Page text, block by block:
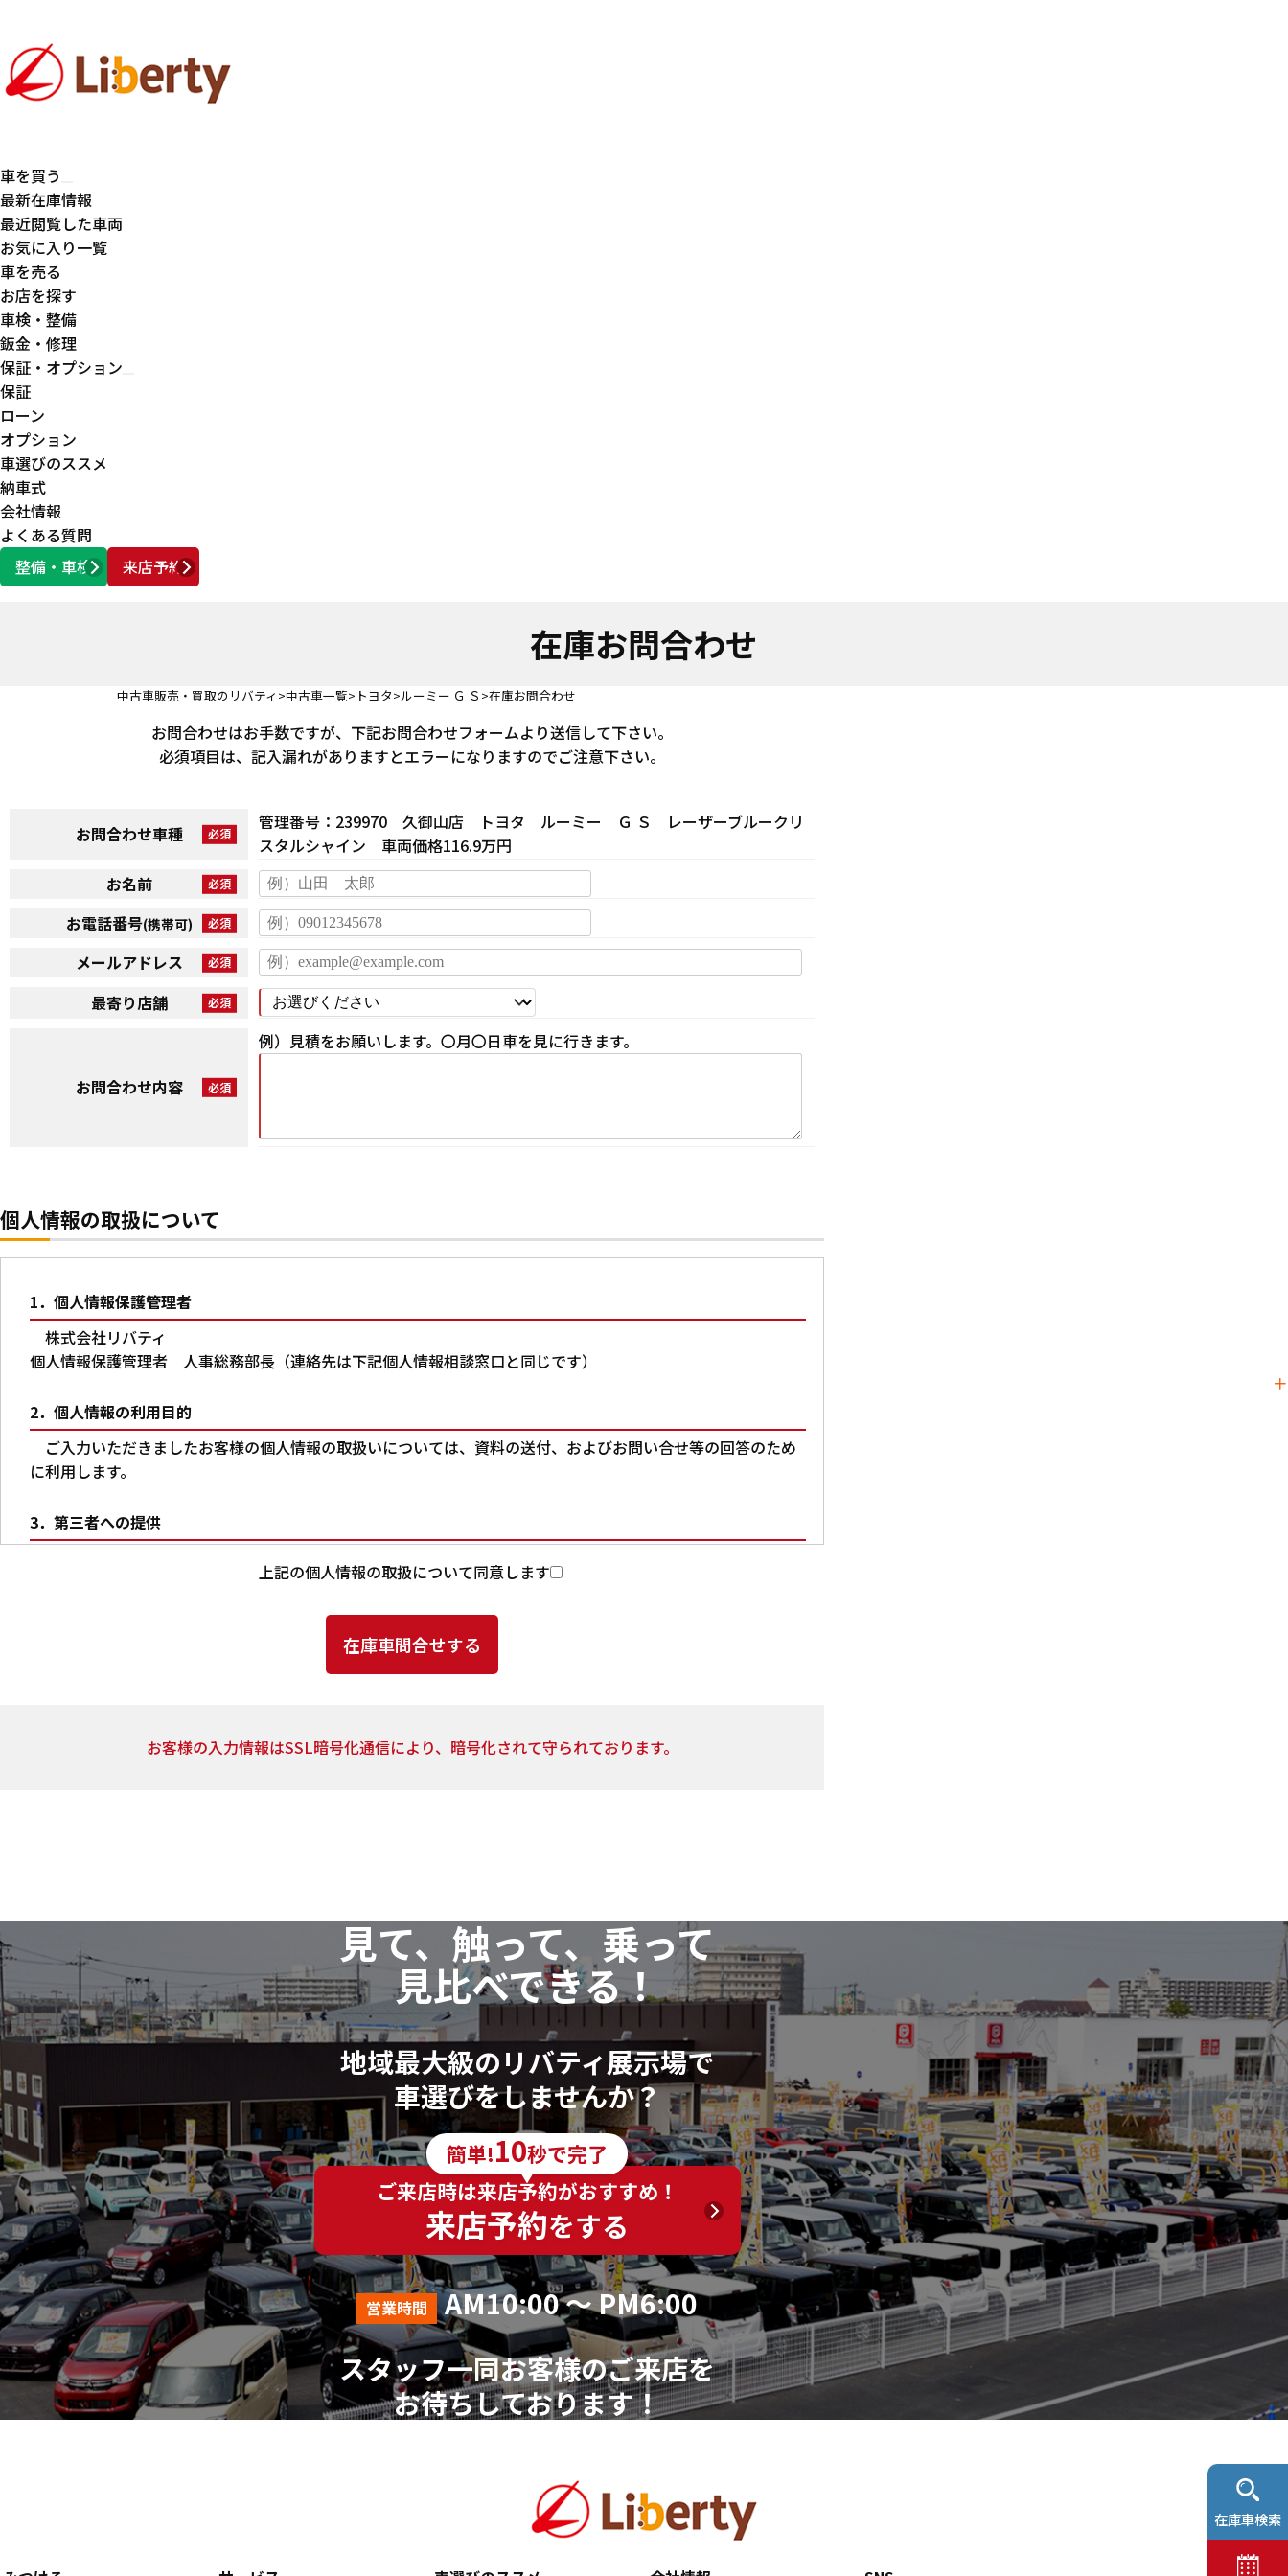
車を買う
最新在庫情報
最近閲覧した車両
お気に入り一覧
車を売る
お店を探す
車検・整備
鈑金・修理
保証・オプション
保証
ローン
オプション
車選びのススメ
納車式
会社情報
よくある質問
整備・車検
来店予約
営業時間 AM10:00 ～ PM6:00
在庫お問合わせ
中古車販売・買取のリバティ 中古車一覧 トヨタ ルーミー Ｇ Ｓ 在庫お問合わせ
お問合わせはお手数ですが、下記お問合わせフォームより送信して下さい。
必須項目は、記入漏れがありますとエラーになりますのでご注意下さい。
お問合わせ車種
管理番号：239970 久御山店 トヨタ ルーミー Ｇ Ｓ レーザーブルークリ
スタルシャイン 車両価格116.9万円
お名前
お電話番号(携帯可)
メールアドレス
最寄り店舗
お問合わせ内容
例）見積をお願いします。〇月〇日車を見に行きます。
個人情報の取扱について
1．個人情報保護管理者
株式会社リバティ
個人情報保護管理者 人事総務部長（連絡先は下記個人情報相談窓口と同じです）
2．個人情報の利用目的
ご入力いただきましたお客様の個人情報の取扱いについては、資料の送付、およびお問い合せ等の回答のため
に利用します。
3．第三者への提供
上記2.の利用目的の達成に必要な範囲内において、ご提供頂いた個人情報の取扱いを委託する場合があります。
ご入力は任意ですが、ご入力いただけない項目やご入力いただいた個人情報に漏れや誤りがあった場合、資料
請求およびお問合せに対する回答が出来ない場合がございます。
7．その他
本人が容易に認識できない方法による個人情報の取得は行っておりません。
個人情報に関する相談窓口
株式会社リバティ 個人情報相談窓口(人事総務部)
〒612-8246 京都府京都市伏見区横大路芝生30番地8
（平日AM10:00～PM18:00 ※土、日、祝、年末年始を除く）
上記の個人情報の取扱について同意します
お客様の入力情報はSSL暗号化通信により、暗号化されて守られております。
在庫車検索
見て、触って、乗って
見比べできる！
地域最大級のリバティ展示場で
車選びをしませんか？
簡単!10秒で完了
ご来店時は来店予約がおすすめ！
来店予約をする
営業時間
AM10:00 ～ PM6:00
スタッフ一同お客様のご来店を
お待ちしております！